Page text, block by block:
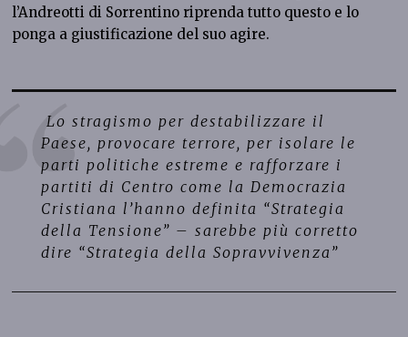
l’Andreotti di Sorrentino riprenda tutto questo e lo
ponga a giustificazione del suo agire.
Lo stragismo per destabilizzare il
Paese, provocare terrore, per isolare le
parti politiche estreme e rafforzare i
partiti di Centro come la Democrazia
Cristiana l’hanno definita “Strategia
della Tensione” – sarebbe più corretto
dire “Strategia della Sopravvivenza ”